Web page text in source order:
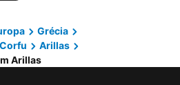
Kahlua
Sophie Studios
Grécia
Corfu
Arillas
Arillas